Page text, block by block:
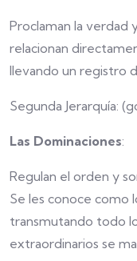
Proclaman la verdad
relacionan
llevando un registro
Segunda Jerarquía:
Las Dominaciones:
Regulan el orden y
Se les conoce como
transmutando todo
extraordinarios se